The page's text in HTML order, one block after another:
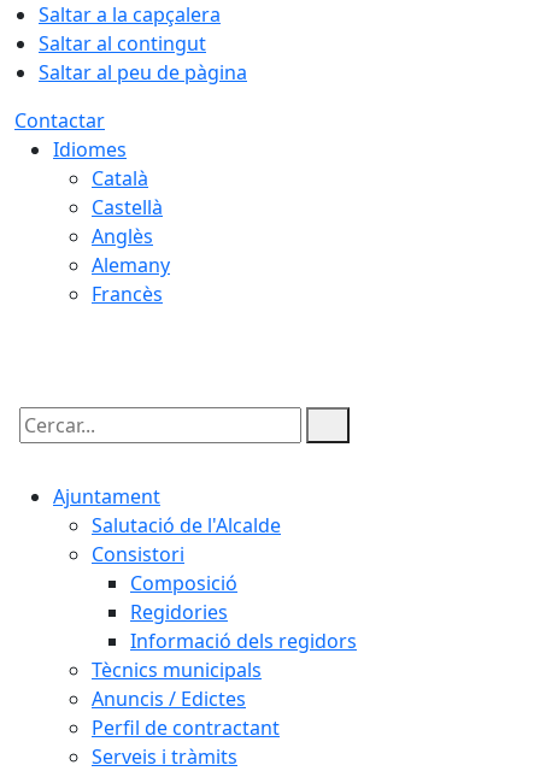
Saltar a la capçalera
Saltar al contingut
Saltar al peu de pàgina
Contactar
Idiomes
Català
Castellà
Anglès
Alemany
Francès
Cercar:
Ajuntament
Salutació de l'Alcalde
Consistori
Composició
Regidories
Informació dels regidors
Tècnics municipals
Anuncis / Edictes
Perfil de contractant
Serveis i tràmits